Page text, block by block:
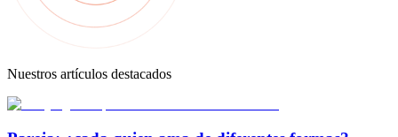
Nuestros artículos destacados